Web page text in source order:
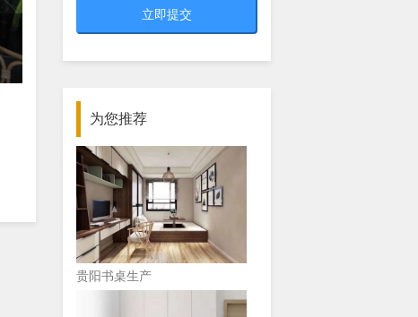
立即提交
为您推荐
贵阳书桌生产